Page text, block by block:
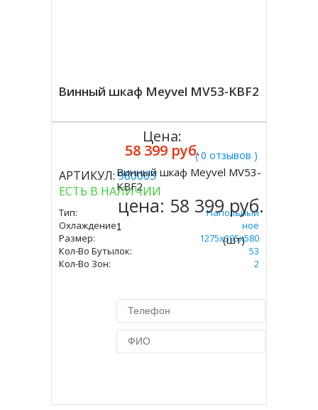
Винный шкаф Meyvel MV53-KBF2
( 0 отзывов )
АРТИКУЛ:980003
ЕСТЬ В НАЛИЧИИ
Тип:
Напольный
Охлаждение:
Компрессорное
Размер:
1275х395х580
Кол-Во Бутылок:
53
Кол-Во Зон:
2
Цена:
58 399 руб.
Купить
Винный шкаф Meyvel MV53-
KBF2
цена: 58 399 руб.
(шт)